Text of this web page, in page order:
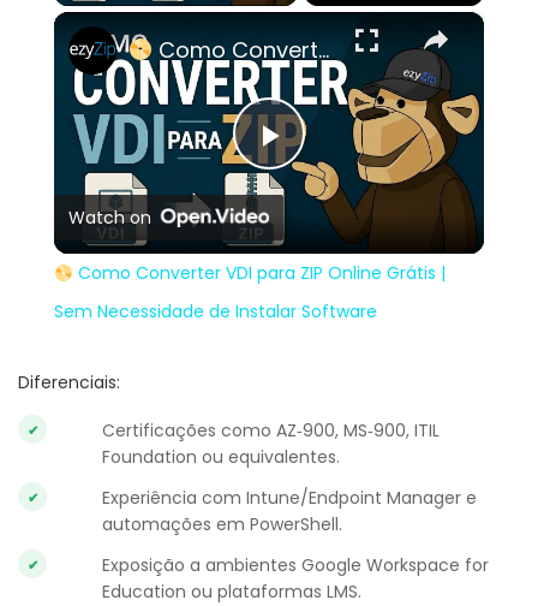
×
Play
Video
Como Converter VDI para ZIP Online Grátis | Sem Necessidade de Instalar Software
Watch on
Como Converter VDI para ZIP Online Grátis |
Sem Necessidade de Instalar Software
Diferenciais:
Certificações como AZ‑900, MS‑900, ITIL
Foundation ou equivalentes.
Experiência com Intune/Endpoint Manager e
automações em PowerShell.
Exposição a ambientes Google Workspace for
Education ou plataformas LMS.